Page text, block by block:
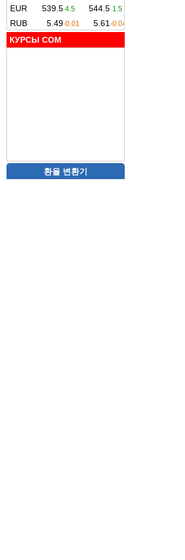
КУРСЫ COM
환율 변환기